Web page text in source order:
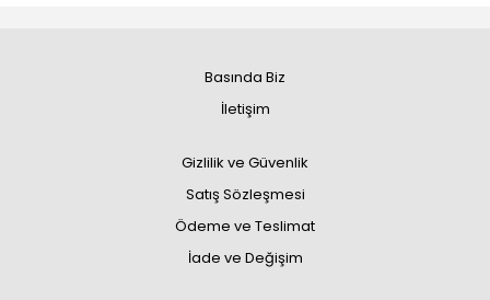
Basında Biz
İletişim
Gizlilik ve Güvenlik
Satış Sözleşmesi
Ödeme ve Teslimat
İade ve Değişim